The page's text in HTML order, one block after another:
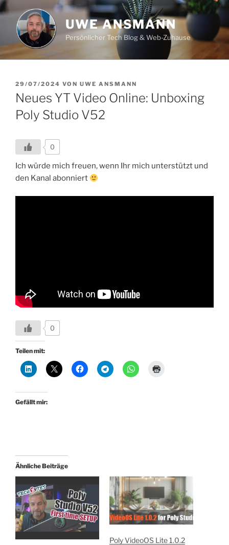
Zum
Inhalt
springen
UWE ANSMANN
Persönlicher Tech Blog & Web-Zuhause
VERÖFFENTLICHT
AM
29/07/2024 VON UWE ANSMANN
Neues YT Video Online: Unboxing
Poly Studio V52
0
Ich würde mich freuen, wenn Ihr mich unterstützt und
den Kanal abonniert
0
Teilen mit:
Gefällt mir:
Ähnliche Beiträge
Poly VideoOS Lite 1.0.2